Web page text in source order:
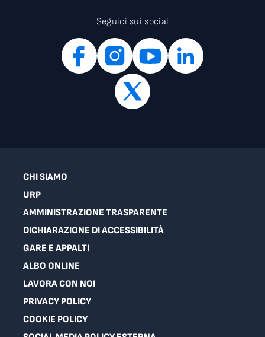
Seguici sui social
CHI SIAMO
URP
AMMINISTRAZIONE TRASPARENTE
DICHIARAZIONE DI ACCESSIBILITÀ
GARE E APPALTI
ALBO ONLINE
LAVORA CON NOI
PRIVACY POLICY
COOKIE POLICY